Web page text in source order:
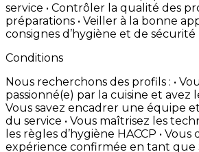
service • Contrôler la qualité des
préparations • Veiller à la bonne
consignes d’hygiène et de sécurité
Conditions
Nous recherchons des profils : •
passionné(e) par la cuisine et avez
Vous savez encadrer une équipe et
du service • Vous maîtrisez les
les règles d’hygiène HACCP • Vous
expérience confirmée en tant que